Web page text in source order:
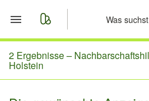
Start
Merkliste
2 Ergebnisse –
Holstein